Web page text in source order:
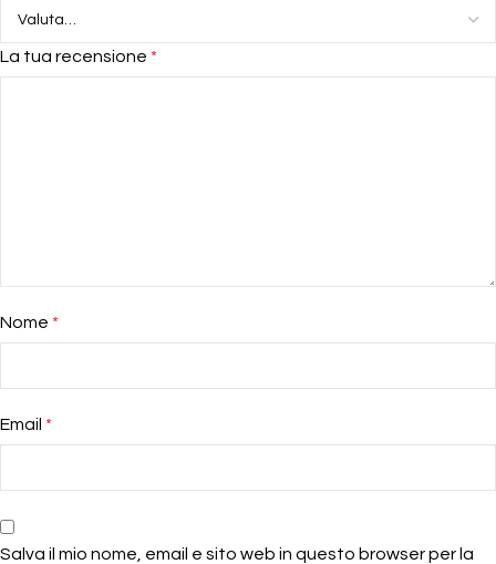
La tua recensione *
Nome *
Email *
Salva il mio nome, email e sito web in questo browser per la